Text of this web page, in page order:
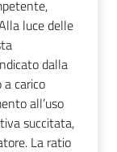
luce delle
dalla
carico
all’uso
succitata,
La ratio